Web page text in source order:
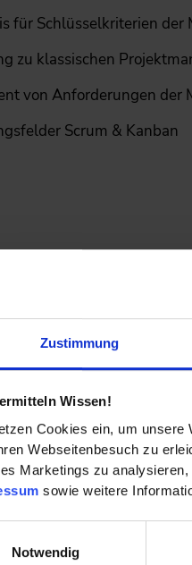
Zustimmung
Wissen!
Cookies ein, um unsere
Webseitenbesuch zu
Marketings zu
sowie weitere
Notwendig
für Schlüsselkriterien der
zu klassischen
von Anforderungen der
Scrum & Kanban
Online Course des VDI
„IT-Projekte agil
klassischem IT-
diese
wurde gemeinsam mit
Engineering,